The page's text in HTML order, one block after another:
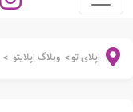
اپلای تو> وبلاگ اپلایتو >